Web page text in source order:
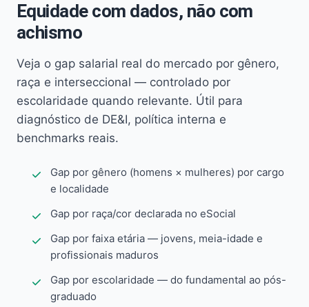
Equidade com dados, não com
achismo
Veja o gap salarial real do mercado por gênero,
raça e interseccional — controlado por
escolaridade quando relevante. Útil para
diagnóstico de DE&I, política interna e
benchmarks reais.
Gap por gênero (homens × mulheres) por cargo
e localidade
Gap por raça/cor declarada no eSocial
Gap por faixa etária — jovens, meia-idade e
profissionais maduros
Gap por escolaridade — do fundamental ao pós-
graduado